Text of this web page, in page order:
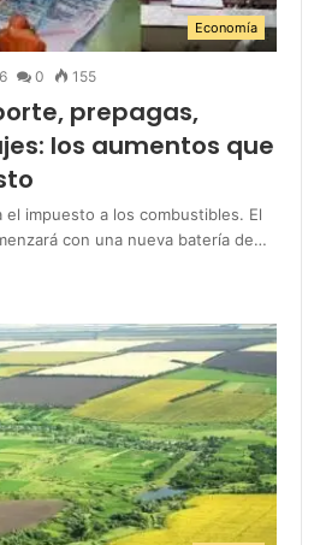
Economía
0 155
prepagas,
los aumentos que
el impuesto a los combustibles. El
con una nueva batería de…